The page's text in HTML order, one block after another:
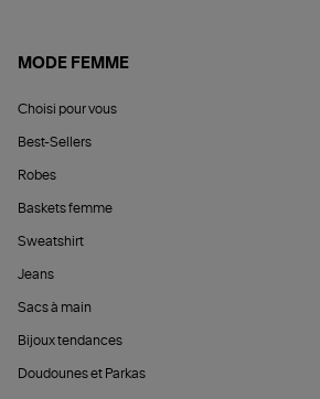
MODE FEMME
Choisi pour vous
Best-Sellers
Robes
Baskets femme
Sweatshirt
Jeans
Sacs à main
Bijoux tendances
Doudounes et Parkas